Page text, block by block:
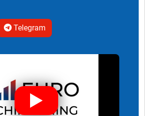
Telegram